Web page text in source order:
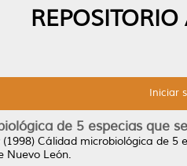
Iniciar
de 5 especias que
(1998) Cálidad microbiológica de 5
Nuevo León.